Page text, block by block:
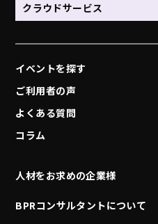
クラウドサービス
イベントを探す
ご利用者の声
よくある質問
コラム
人材をお求めの企業様
BPRコンサルタントについて